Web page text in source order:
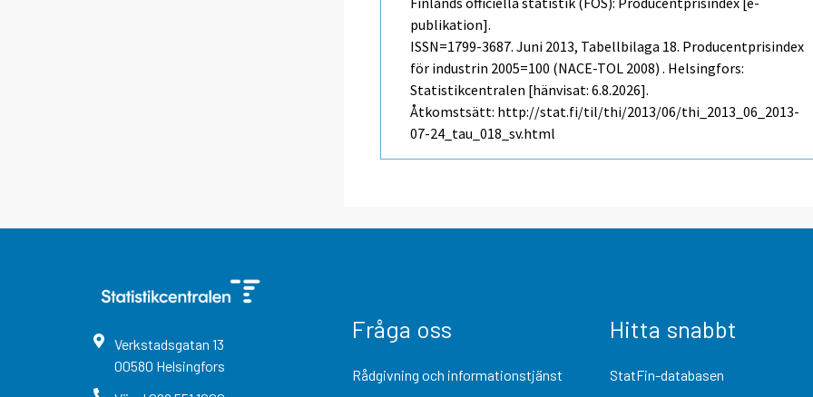
publikation].
ISSN=1799-3687.Juni 2013, Tabellbilaga 18. Producentprisindex
för industrin 2005=100 (NACE-TOL 2008) . Helsingfors:
Statistikcentralen [hänvisat: 6.8.2026].
Åtkomstsätt: http://stat.fi/til/thi/2013/06/thi_2013_06_2013-
07-24_tau_018_sv.html
Verkstadsgatan 13
00580 Helsingfors
Fråga oss
Rådgivning och informationstjänst
Hitta snabbt
StatFin-databasen